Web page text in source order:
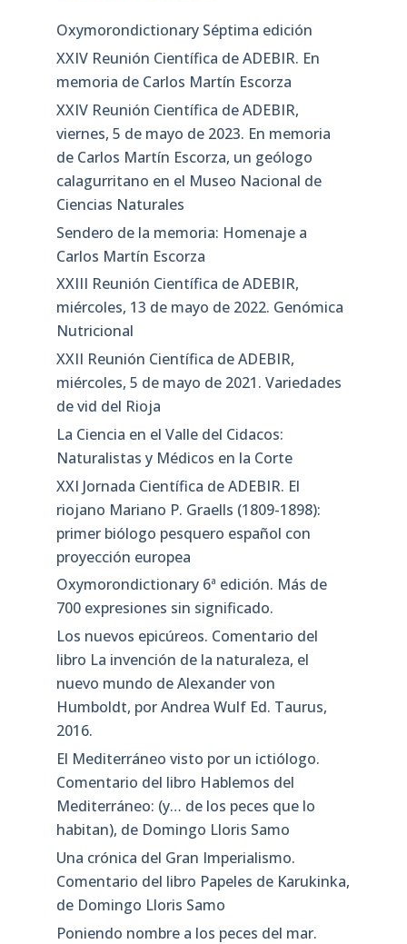
Oxymorondictionary Séptima edición
XXIV Reunión Científica de ADEBIR. En
memoria de Carlos Martín Escorza
XXIV Reunión Científica de ADEBIR,
viernes, 5 de mayo de 2023. En memoria
de Carlos Martín Escorza, un geólogo
calagurritano en el Museo Nacional de
Ciencias Naturales
Sendero de la memoria: Homenaje a
Carlos Martín Escorza
XXIII Reunión Científica de ADEBIR,
miércoles, 13 de mayo de 2022. Genómica
Nutricional
XXII Reunión Científica de ADEBIR,
miércoles, 5 de mayo de 2021. Variedades
de vid del Rioja
La Ciencia en el Valle del Cidacos:
Naturalistas y Médicos en la Corte
XXI Jornada Científica de ADEBIR. El
riojano Mariano P. Graells (1809-1898):
primer biólogo pesquero español con
proyección europea
Oxymorondictionary 6ª edición. Más de
700 expresiones sin significado.
Los nuevos epicúreos. Comentario del
libro La invención de la naturaleza, el
nuevo mundo de Alexander von
Humboldt, por Andrea Wulf Ed. Taurus,
2016.
El Mediterráneo visto por un ictiólogo.
Comentario del libro Hablemos del
Mediterráneo: (y… de los peces que lo
habitan), de Domingo Lloris Samo
Una crónica del Gran Imperialismo.
Comentario del libro Papeles de Karukinka,
de Domingo Lloris Samo
Poniendo nombre a los peces del mar.